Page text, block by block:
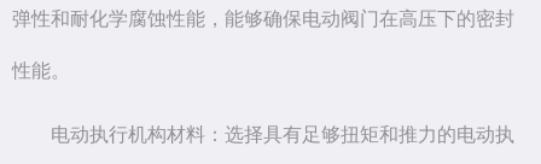
弹性和耐化学腐蚀性能，能够确保电动阀门在高压下的密封
性能。
电动执行机构材料：选择具有足够扭矩和推力的电动执